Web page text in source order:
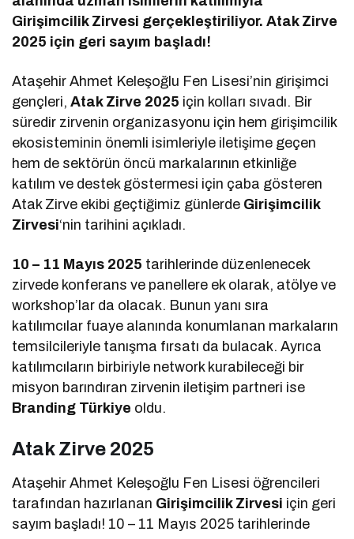
Girişimcilik Zirvesi gerçekleştiriliyor. Atak Zirve
2025 için geri sayım başladı!
Ataşehir Ahmet Keleşoğlu Fen Lisesi’nin girişimci
gençleri,Atak Zirve 2025 için kolları sıvadı. Bir
süredir zirvenin organizasyonu için hem girişimcilik
ekosisteminin önemli isimleriyle iletişime geçen
hem de sektörün öncü markalarının etkinliğe
katılım ve destek göstermesi için çaba gösteren
Atak Zirve ekibi geçtiğimiz günlerde Girişimcilik
Zirvesi‘nin tarihini açıkladı.
10 – 11 Mayıs 2025 tarihlerinde düzenlenecek
zirvede konferans ve panellere ek olarak, atölye ve
workshop’lar da olacak. Bunun yanı sıra
katılımcılar fuaye alanında konumlanan markaların
temsilcileriyle tanışma fırsatı da bulacak. Ayrıca
katılımcıların birbiriyle network kurabileceği bir
misyon barındıran zirvenin iletişim partneri ise
Branding Türkiye oldu.
Atak Zirve 2025
Ataşehir Ahmet Keleşoğlu Fen Lisesi öğrencileri
tarafından hazırlanan Girişimcilik Zirvesi için geri
sayım başladı! 10 – 11 Mayıs 2025 tarihlerinde